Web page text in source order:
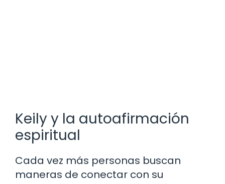
Keily y la autoafirmación
espiritual
Cada vez más personas buscan
maneras de conectar con su